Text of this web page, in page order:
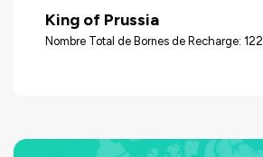
King of Prussia
Nombre Total de Bornes de Recharge: 122